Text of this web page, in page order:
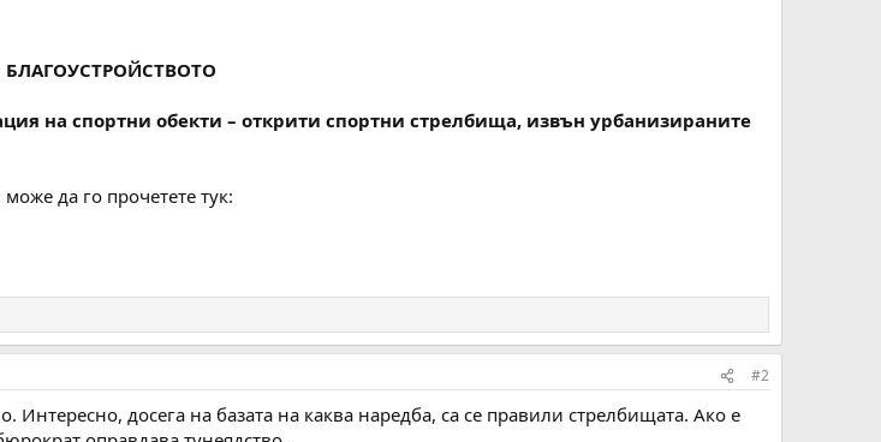
на спортни обекти – открити спортни стрелбища, извън урбанизираните
да го прочетете тук:
#2
Интересно, досега на базата на каква наредба, са се правили стрелбищата. Ако е